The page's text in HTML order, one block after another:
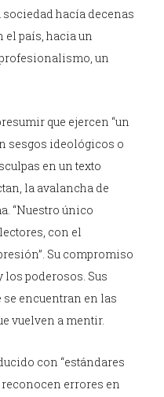
hacía decenas
el país, hacia un
un
que ejercen “un
sesgos ideológicos o
en un texto
la avalancha de
“Nuestro único
con el
Su compromiso
los poderosos. Sus
encuentran en las
vuelven a mentir.
con “estándares
reconocen errores en